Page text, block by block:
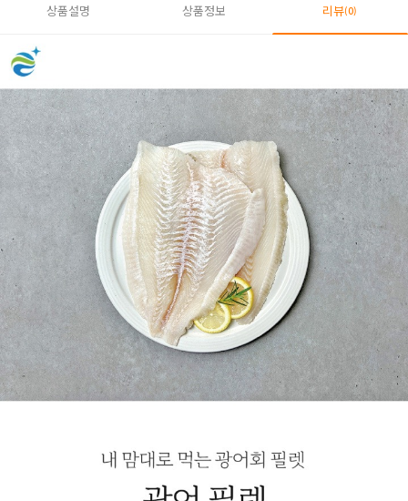
상품설명 상품정보 리뷰(0)